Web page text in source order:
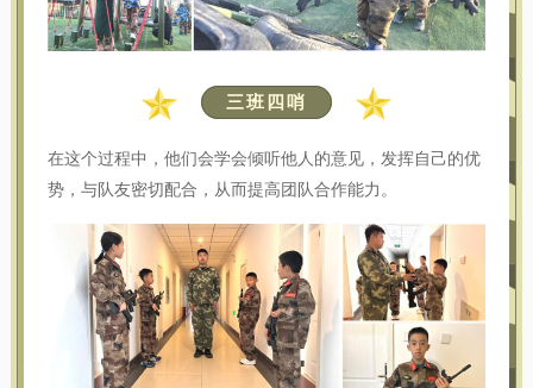
三班四哨
在这个过程中，他们会学会倾听他人的意见，发挥自己的优
势，与队友密切配合，从而提高团队合作能力。